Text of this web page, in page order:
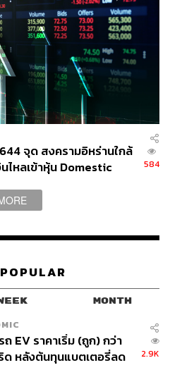
จุด สงครามอิหร่านใกล้
ไหลเข้าหุ้น Domestic
584
MONTH
ถ EV ราคาเริ่ม (ถูก) กว่า
ด หลังต้นทุนแบตเตอรี่ลด
2.9K